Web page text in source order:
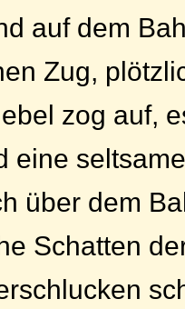
auf dem
Zug,
zog auf,
eine
über dem
Schatten